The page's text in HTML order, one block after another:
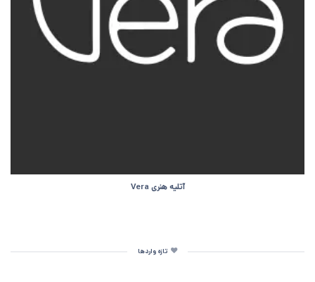
آتلیه هنری Vera
تازه واردها